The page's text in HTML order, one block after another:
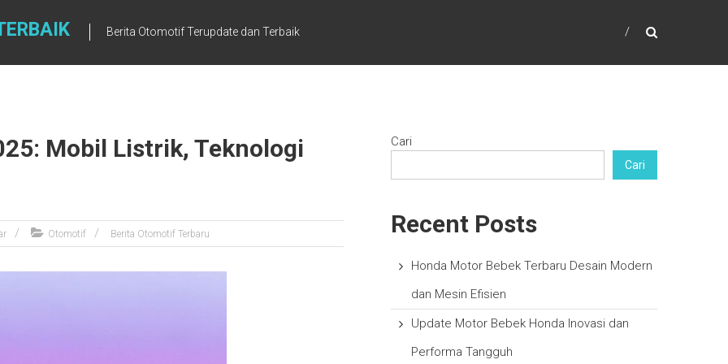
Berita Otomotif Terupdate dan Terbaik
Mobil Listrik, Teknologi
Otomotif Berita Otomotif Terbaru
Cari
Cari
Recent Posts
Honda Motor Bebek Terbaru Desain Modern
dan Mesin Efisien
Update Motor Bebek Honda Inovasi dan
Performa Tangguh